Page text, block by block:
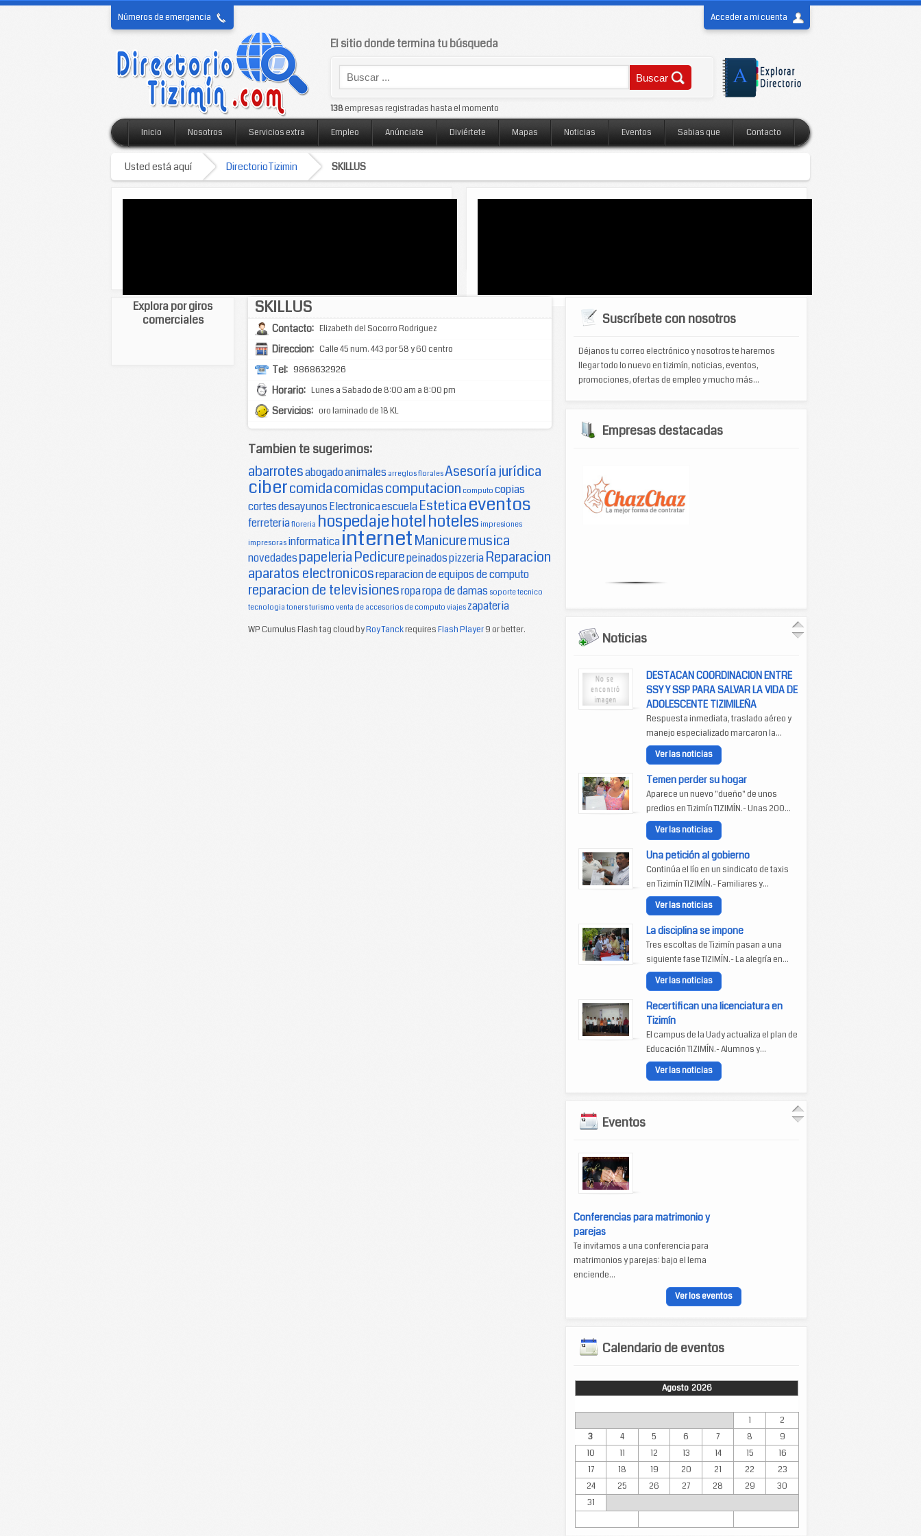
Números de emergencia Acceder a mi cuenta
El sitio donde termina tu búsqueda
138empresas registradas hasta el momento
Inicio Nosotros Servicios extra Empleo Anúnciate Diviértete Mapas Noticias Eventos Sabias que Contacto
Usted está aquí DirectorioTizimin SKILLUS
Explora por giros
comerciales
SKILLUS
Contacto: Elizabeth del Socorro Rodriguez
Direccion: Calle 45 num. 443 por 58 y 60 centro
Tel: 9868632926
Horario: Lunes a Sabado de 8:00 am a 8:00 pm
Servicios: oro laminado de 18 KL
Tambien te sugerimos:
abarrotesabogadoanimales arreglos floralesAsesoría jurídica
cibercomidacomidascomputacion computo copias
cortesdesayunosElectronicaescuelaEsteticaeventos
ferreteriafloreria hospedajehotelhotelesimpresiones
impresoras informaticainternetManicuremusica
novedadespapeleriaPedicurepeinadospizzeriaReparacion
aparatos electronicosreparacion de equipos de computo
reparacion de televisionesroparopa de damas soporte tecnico
tecnologia tonersturismo venta de accesorios de computo viajeszapateria
WP Cumulus Flash tag cloud byRoy TanckrequiresFlash Player9 or better.
Suscríbete con nosotros
Déjanos tu correo electrónico y nosotros te haremos
llegar todo lo nuevo en tizimín, noticias, eventos,
promociones, ofertas de empleo y mucho más...
Empresas destacadas
Noticias
DESTACAN COORDINACION ENTRE
SSY Y SSP PARA SALVAR LA VIDA DE
ADOLESCENTE TIZIMILEÑA
Respuesta inmediata, traslado aéreo y
manejo especializado marcaron la...
Ver las noticias
Temen perder su hogar
Aparece un nuevo "dueño" de unos
predios en Tizimín TIZIMÍN.- Unas 200...
Ver las noticias
Una petición al gobierno
Continúa el lío en un sindicato de taxis
en Tizimín TIZIMÍN.- Familiares y...
Ver las noticias
La disciplina se impone
Tres escoltas de Tizimín pasan a una
siguiente fase TIZIMÍN.- La alegría en...
Ver las noticias
Recertifican una licenciatura en
Tizimín
El campus de la Uady actualiza el plan de
Educación TIZIMÍN.- Alumnos y...
Ver las noticias
Eventos
Conferencias para matrimonio y
parejas
Te invitamos a una conferencia para
matrimonios y parejas: bajo el lema
enciende...
Ver los eventos
Calendario de eventos
Agosto 2026
1
2
3
4 5 6 7 8
9
10
11 12 13 14 15
16
17
18 19 20 21 22
23
24
25 26 27 28 29
30
31